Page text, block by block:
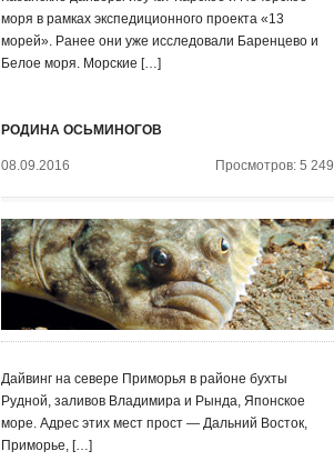
моря в рамках экспедиционного проекта «13
морей». Ранее они уже исследовали Баренцево и
Белое моря. Морские […]
РОДИНА ОСЬМИНОГОВ
08.09.2016 Просмотров: 5 249
Дайвинг на севере Приморья в районе бухты
Рудной, заливов Владимира и Рында, Японское
море. Адрес этих мест прост — Дальний Восток,
Приморье, […]